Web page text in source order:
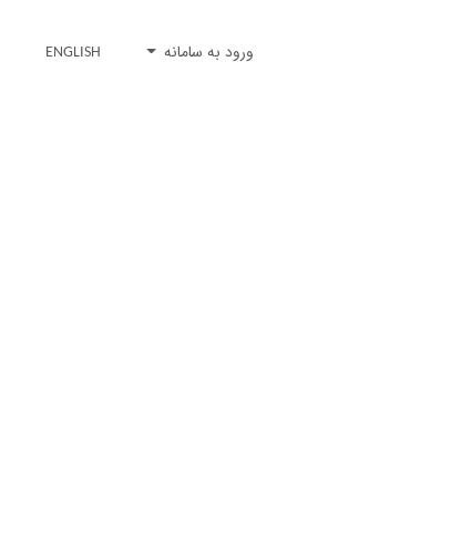
ورود به سامانه ENGLISH